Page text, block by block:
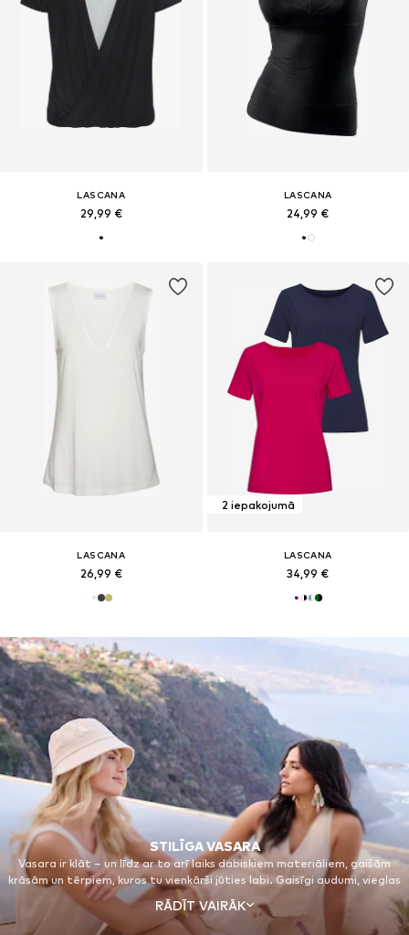
LASCANA
29,99 €
LASCANA
24,99 €
LASCANA
26,99 €
2 iepakojumā
LASCANA
34,99 €
STILĪGA VASARA
Vasara ir klāt – un līdz ar to arī laiks dabiskiem materiāliem, gaišām
krāsām un tērpiem, kuros tu vienkārši jūties labi. Gaisīgi audumi, vieglas
tekstūras un maigi krītoši materiāli nodrošina komfortu pat
viskarstākajās dienās.
RĀDĪT VAIRĀK